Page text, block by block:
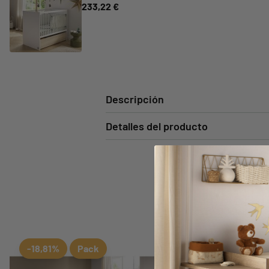
233,22 €
Descripción
Detalles del producto
Aggiungi ai preferiti
borrar favoritos
-18,81% Pack -18%